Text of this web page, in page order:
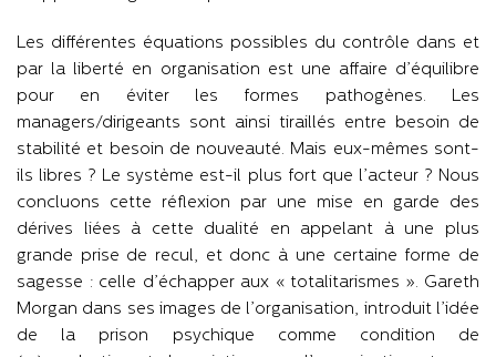
Les différentes équations possibles du contrôle dans et
par la liberté en organisation est une affaire d’équilibre
pour en éviter les formes pathogènes. Les
managers/dirigeants sont ainsi tiraillés entre besoin de
stabilité et besoin de nouveauté. Mais eux-mêmes sont-
ils libres ? Le système est-il plus fort que l’acteur ? Nous
concluons cette réflexion par une mise en garde des
dérives liées à cette dualité en appelant à une plus
grande prise de recul, et donc à une certaine forme de
sagesse : celle d’échapper aux « totalitarismes ». Gareth
Morgan dans ses images de l’organisation, introduit l’idée
de la prison psychique comme condition de